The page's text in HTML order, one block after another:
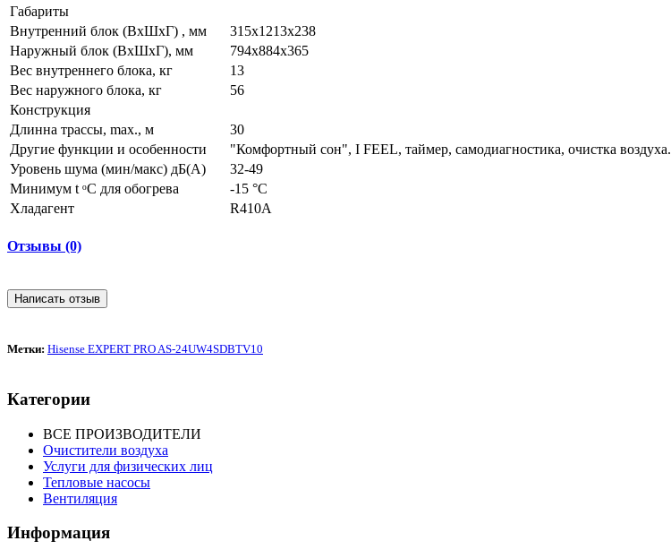
Габариты
Внутренний блок (ВхШхГ) , мм
315x1213x238
Наружный блок (ВхШхГ), мм
794x884x365
Вес внутреннего блока, кг
13
Вес наружного блока, кг
56
Конструкция
Длинна трассы, max., м
30
Другие функции и особенности
"Комфортный сон", I FEEL, таймер, самодиагностика, очистка воздуха.
Уровень шума (мин/макс) дБ(А)
32-49
Минимум t ᵒC для обогрева
-15 °С
Хладагент
R410A
Отзывы (0)
Написать отзыв
Метки: Hisense EXPERT PRO AS-24UW4SDBTV10
Категории
ВСЕ ПРОИЗВОДИТЕЛИ
Очистители воздуха
Услуги для физических лиц
Тепловые насосы
Вентиляция
Информация